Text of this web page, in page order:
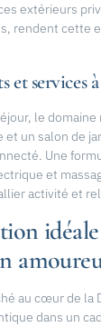
extérieurs
rendent cette
et services
le
et un salon de
Une
et
activité et
au cœur de la
dans un